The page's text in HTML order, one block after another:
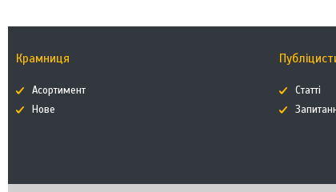
Крамниця
Асортимент
Нове
Статті